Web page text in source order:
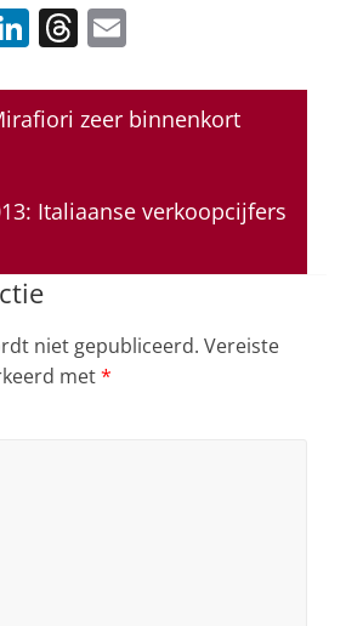
Li
k
e
n
T
re
a
s
ai
l
zeer binnenkort
Italiaanse verkoopcijfers
niet gepubliceerd. Vereiste
met*